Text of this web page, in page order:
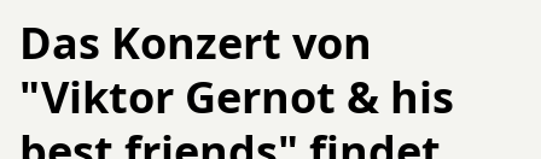
Das Konzert von
"Viktor Gernot & his